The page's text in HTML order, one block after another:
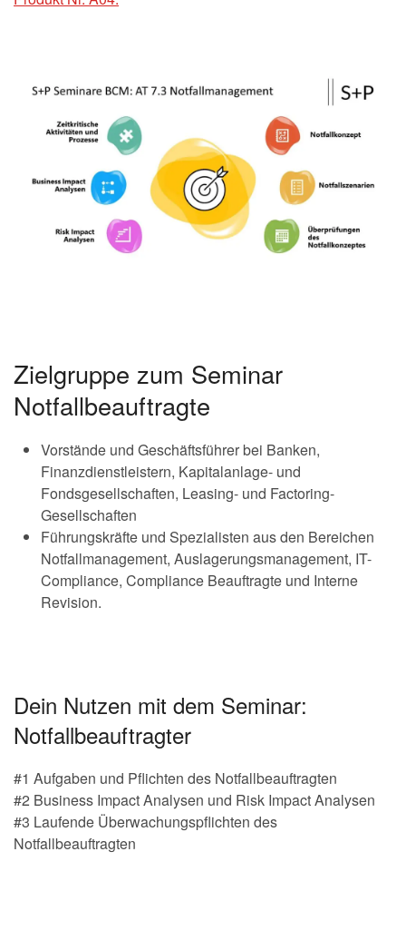
Zielgruppe zum Seminar
Notfallbeauftragte
Vorstände und Geschäftsführer bei Banken,
Finanzdienstleistern, Kapitalanlage- und
Fondsgesellschaften, Leasing- und Factoring-
Gesellschaften
Führungskräfte und Spezialisten aus den Bereichen
Notfallmanagement, Auslagerungsmanagement, IT-
Compliance, Compliance Beauftragte und Interne
Revision.
Dein Nutzen mit dem Seminar:
Notfallbeauftragter
#1 Aufgaben und Pflichten des Notfallbeauftragten
#2 Business Impact Analysen und Risk Impact Analysen
#3 Laufende Überwachungspflichten des
Notfallbeauftragten